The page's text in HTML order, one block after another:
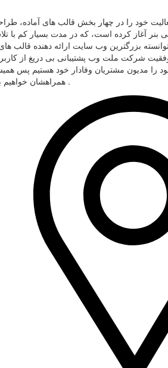
وب در سال 1393 فعالیت خود را در چهار بخش قالب های آماده،
آغاز کرده است، که در مدت بسیار کم با
بزرگترین وب سایت ارائه دهنده قالب
شرکت ملت وب پشتیبانی بی دریغ از
را مدیون مشتریان وفادار خود هستیم پس
همراهشان خواهیم بود .